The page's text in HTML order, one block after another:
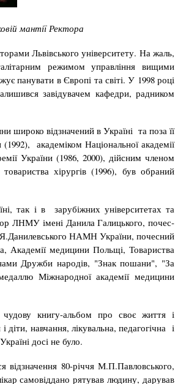
мантії Ректора
Львівського університету. На жаль,
режимом управління вищими
панувати в Європі та світі. У 1998 році
завідувачем кафедри, радником
широко відзначений в Україні та поза її
ака­­­деміком Національної академії
України (1986, 2000), дійс­ним членом
хірургів (1996), був обраний
так і в зарубіжних університетах та
ЛНМУ імені Данила Галицького, почес­
НАМН України, почесний
Академії медицини Польщі, Товариства
Дружби народів, "Знак пошани", "За
Між­народної академії медицини
книгу-альбом про своє життя і
діти, навчання, лікувальна, педагогічна і
досі не було.
відзначення 80-річчя М.П.Павловського,
самовіддано рятував людину, дарував